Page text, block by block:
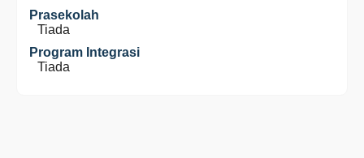
Prasekolah
Tiada
Program Integrasi
Tiada